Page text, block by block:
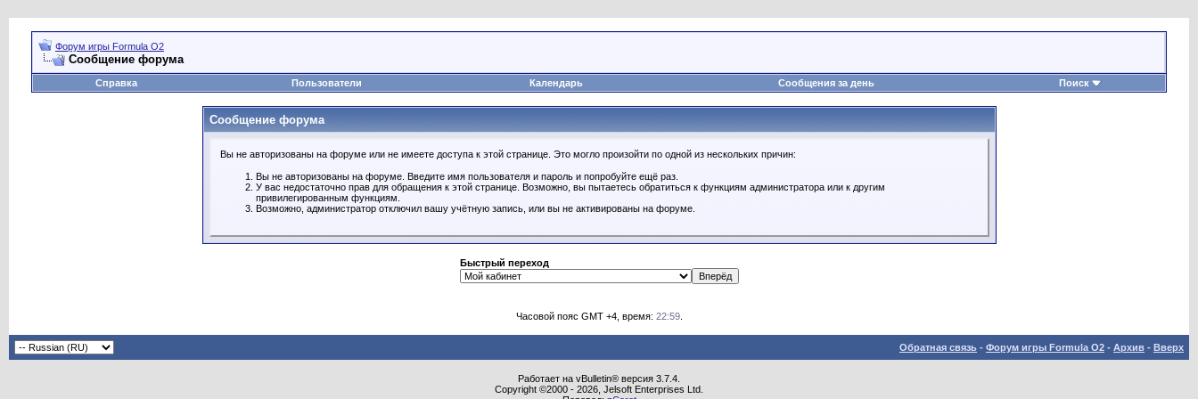
Форум игры Formula O2
Сообщение форума
Справка Пользователи Календарь Сообщения за день Поиск
Сообщение форума
Вы не авторизованы на форуме или не имеете доступа к этой странице. Это могло произойти по одной из нескольких причин:
Вы не авторизованы на форуме. Введите имя пользователя и пароль и попробуйте ещё раз.
У вас недостаточно прав для обращения к этой странице. Возможно, вы пытаетесь обратиться к функциям администратора или к другим
привилегированным функциям.
Возможно, администратор отключил вашу учётную запись, или вы не активированы на форуме.
Быстрый переход
Часовой пояс GMT +4, время: 22:59.
Обратная связь - Форум игры Formula O2 - Архив - Вверх
Работает на vBulletin® версия 3.7.4.
Copyright ©2000 - 2026, Jelsoft Enterprises Ltd.